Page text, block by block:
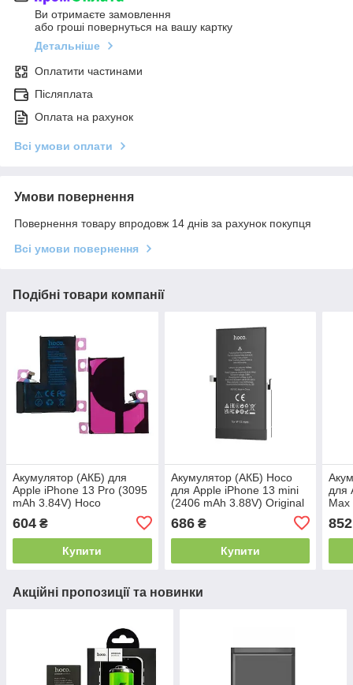
Ви отримаєте замовлення
або гроші повернуться на вашу картку
Детальніше
Оплатити частинами
Післяплата
Оплата на рахунок
Всі умови оплати
Умови повернення
Повернення товару впродовж 14 днів за рахунок покупця
Всі умови повернення
Подібні товари компанії
Акумулятор (АКБ) для
Apple iPhone 13 Pro (3095
mAh 3.84V) Hoco
604 ₴
Купити
Акумулятор (АКБ) Hoco
для Apple iPhone 13 mini
(2406 mAh 3.88V) Original
686₴
Купити
для
Max
852
Акційні пропозиції та новинки